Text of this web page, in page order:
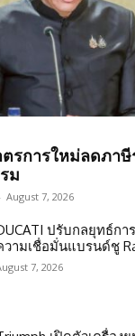
าตรการใหม่ลดภา
ม
- August 7, 2026
ปรับกลยุทธ์กา
วามเชื่อมั่นแบรนด์ชู
7, 2026